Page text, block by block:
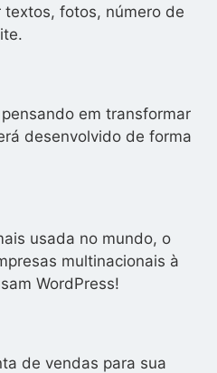
textos, fotos, número de
em transformar
desenvolvido de forma
usada no mundo, o
multinacionais à
WordPress!
de vendas para sua